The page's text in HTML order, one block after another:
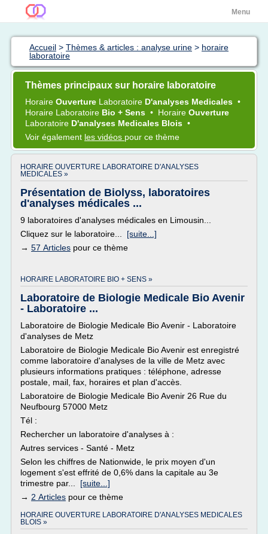
Menu
Accueil > Thèmes & articles : analyse urine > horaire
laboratoire
Thèmes principaux sur horaire laboratoire
Horaire Ouverture Laboratoire D'analyses Medicales •
Horaire Laboratoire Bio + Sens • Horaire Ouverture
Laboratoire D'analyses Medicales Blois •
Voir également les vidéos pour ce thème
HORAIRE OUVERTURE LABORATOIRE D'ANALYSES
MEDICALES »
Présentation de Biolyss, laboratoires
d'analyses médicales ...
9 laboratoires d'analyses médicales en Limousin...
Cliquez sur le laboratoire... [suite...]
→ 57 Articles pour ce thème
HORAIRE LABORATOIRE BIO + SENS »
Laboratoire de Biologie Medicale Bio Avenir
- Laboratoire ...
Laboratoire de Biologie Medicale Bio Avenir - Laboratoire
d'analyses de Metz
Laboratoire de Biologie Medicale Bio Avenir est enregistré
comme laboratoire d'analyses de la ville de Metz avec
plusieurs informations pratiques : téléphone, adresse
postale, mail, fax, horaires et plan d'accès.
Laboratoire de Biologie Medicale Bio Avenir 26 Rue du
Neufbourg 57000 Metz
Tél :
Rechercher un laboratoire d'analyses à :
Autres services - Santé - Metz
Selon les chiffres de Nationwide, le prix moyen d'un
logement s'est effrité de 0,6% dans la capitale au 3e
trimestre par... [suite...]
→ 2 Articles pour ce thème
HORAIRE OUVERTURE LABORATOIRE D'ANALYSES MEDICALES
BLOIS »